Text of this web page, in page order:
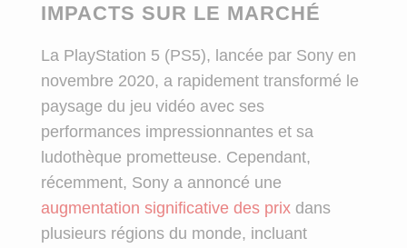
IMPACTS SUR LE MARCHÉ
La PlayStation 5 (PS5), lancée par Sony en
novembre 2020, a rapidement transformé le
paysage du jeu vidéo avec ses
performances impressionnantes et sa
ludothèque prometteuse. Cependant,
récemment, Sony a annoncé une
augmentation significative des prixdans
plusieurs régions du monde, incluant